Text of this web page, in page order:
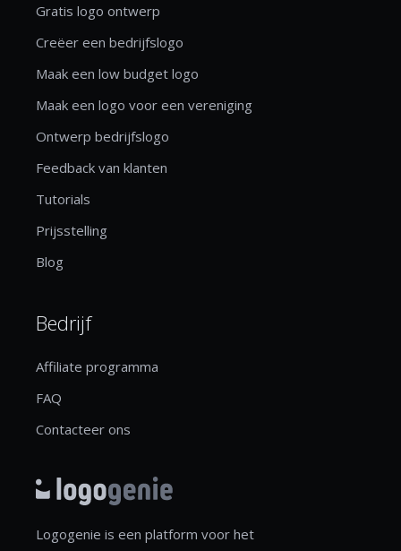
Gratis logo ontwerp
Creëer een bedrijfslogo
Maak een low budget logo
Maak een logo voor een vereniging
Ontwerp bedrijfslogo
Feedback van klanten
Tutorials
Prijsstelling
Blog
Bedrijf
Affiliate programma
FAQ
Contacteer ons
Logogenie is een platform voor het